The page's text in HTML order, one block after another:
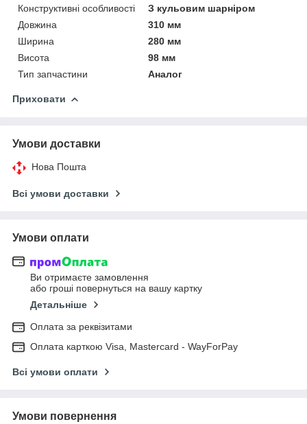
Конструктивні особливості
З кульовим шарніром
Довжина
310 мм
Ширина
280 мм
Висота
98 мм
Тип запчастини
Аналог
Приховати
Умови доставки
Нова Пошта
Всі умови доставки
Умови оплати
Ви отримаєте замовлення
або гроші повернуться на вашу картку
Детальніше
Оплата за реквізитами
Оплата карткою Visa, Mastercard - WayForPay
Всі умови оплати
Умови повернення